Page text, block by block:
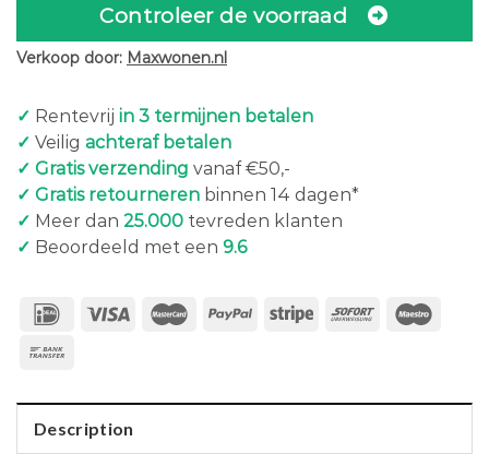
Controleer de voorraad
Verkoop door: Maxwonen.nl
✓ Rentevrij in 3 termijnen betalen
✓ Veilig achteraf betalen
✓ Gratis verzending vanaf €50,-
✓ Gratis retourneren binnen 14 dagen*
✓ Meer dan 25.000 tevreden klanten
✓ Beoordeeld met een 9.6
Description